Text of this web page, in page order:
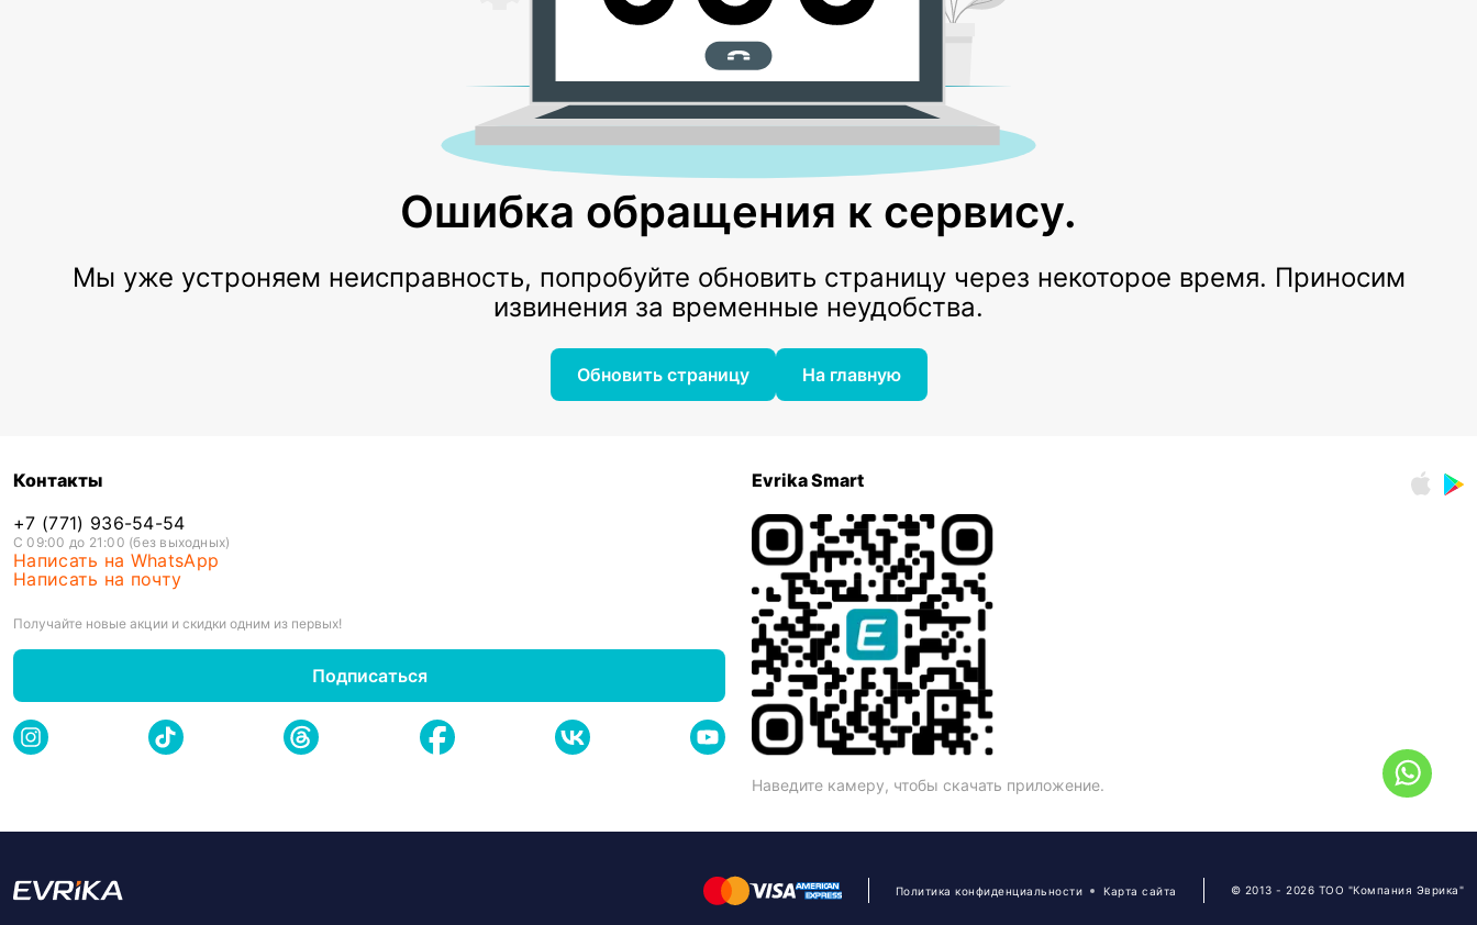
Ошибка обращения к сервису.
Мы уже устроняем неисправность, попробуйте обновить страницу через некоторое время. Приносим
извинения за временные неудобства.
Обновить страницу На главную
Контакты
+7 (771) 936-54-54
С 09:00 до 21:00 (без выходных)
Написать на WhatsApp
Написать на почту
Получайте новые акции и скидки одним из первых!
Подписаться
Evrika Smart
Наведите камеру, чтобы скачать приложение.
Политика конфиденциальности Карта сайта © 2013 - 2026 ТОО "Компания Эврика"